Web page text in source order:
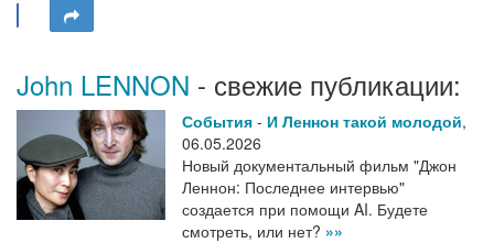
John LENNON - свежие публикации:
События - И Леннон такой молодой,
06.05.2026
Новый документальный фильм "Джон
Леннон: Последнее интервью"
создается при помощи AI. Будете
смотреть, или нет? »»